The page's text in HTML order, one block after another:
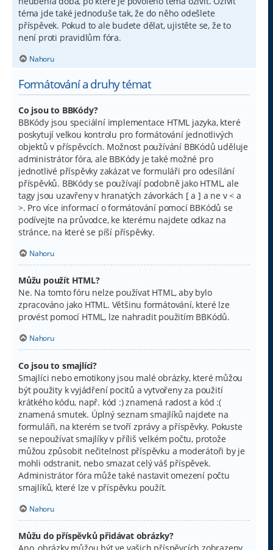
téma jde také jednoduše tak, že do něho odešlete
příspěvek. Pokud to ale budete dělat, ujistěte se, že to
není proti pravidlům fóra.
Nahoru
Formátování a druhy témat
Co jsou to BBKódy?
BBKódy jsou speciální implementace HTML jazyka, které
poskytují velkou kontrolu pro formátování jednotlivých
objektů v příspěvcích. Možnost používání BBKódů uděluje
administrátor fóra, ale BBKódy je také možné pro
jednotlivé příspěvky zakázat ve formuláři pro odesílání
příspěvků. BBKódy se používají podobně jako HTML, ale
tagy jsou uzavřeny v hranatých závorkách [ a ] a ne v < a
>. Pro více informací o formátování pomocí BBKódů se
podívejte na průvodce, ke kterému najdete odkaz na
stránce, na které se píší příspěvky.
Nahoru
Můžu použít HTML?
Ne. Na tomto fóru nelze používat HTML, aby bylo
zpracováno jako HTML. Většinu formátování, které lze
provést pomocí HTML, lze nahradit použitím BBKódů.
Nahoru
Co jsou to smajlíci?
Smajlíci nebo emotikony jsou malé obrázky, které můžou
být použity k vyjádření pocitů a vytvořeny za použití
krátkého kódu, např. kód :) znamená radost a kód :(
znamená smutek. Úplný seznam smajlíků najdete na
formuláři, na kterém se tvoří zprávy a příspěvky. Pokuste
se nepoužívat smajlíky v příliš velkém počtu, protože
můžou způsobit nečitelnost příspěvku a moderátoři by je
mohli odstranit, nebo smazat celý váš příspěvek.
Administrátor fóra může také nastavit omezení počtu
smajlíků, které lze v příspěvku použít.
Nahoru
Můžu do příspěvků přidávat obrázky?